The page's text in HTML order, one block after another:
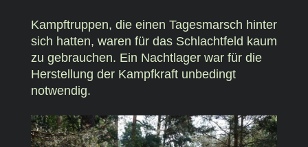
Kampftruppen, die einen Tagesmarsch hinter
sich hatten, waren für das Schlachtfeld kaum
zu gebrauchen. Ein Nachtlager war für die
Herstellung der Kampfkraft unbedingt
notwendig.